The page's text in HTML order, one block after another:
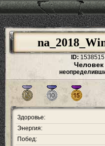
ID: 1538515
Человек
Здоровье:
Энергия:
Побед: